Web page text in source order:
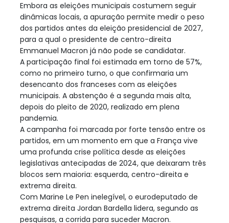
Embora as eleições municipais costumem seguir
dinâmicas locais, a apuração permite medir o peso
dos partidos antes da eleição presidencial de 2027,
para a qual o presidente de centro-direita
Emmanuel Macron já não pode se candidatar.
A participação final foi estimada em torno de 57%,
como no primeiro turno, o que confirmaria um
desencanto dos franceses com as eleições
municipais. A abstenção é a segunda mais alta,
depois do pleito de 2020, realizado em plena
pandemia.
A campanha foi marcada por forte tensão entre os
partidos, em um momento em que a França vive
uma profunda crise política desde as eleições
legislativas antecipadas de 2024, que deixaram três
blocos sem maioria: esquerda, centro-direita e
extrema direita.
Com Marine Le Pen inelegível, o eurodeputado de
extrema direita Jordan Bardella lidera, segundo as
pesquisas, a corrida para suceder Macron.